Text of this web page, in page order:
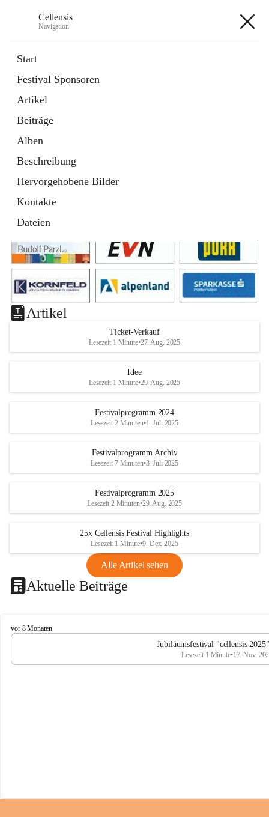
Cellensis
Navigation
Start
Festival Sponsoren
Artikel
Beiträge
Alben
Beschreibung
Hervorgehobene Bilder
Kontakte
Dateien
Festival Sponsoren
Artikel
Ticket-Verkauf
Lesezeit 1 Minute•27. Aug. 2025
Idee
Lesezeit 1 Minute•29. Aug. 2025
Festivalprogramm 2024
Lesezeit 2 Minuten•1. Juli 2025
Festivalprogramm Archiv
Lesezeit 7 Minuten•3. Juli 2025
Festivalprogramm 2025
Lesezeit 2 Minuten•29. Aug. 2025
25x Cellensis Festival Highlights
Lesezeit 1 Minute•9. Dez. 2025
Alle Artikel sehen
Aktuelle Beiträge
C
e
l
vor 8 Monaten
Jubiläumsfestival "cellensis
Lesezeit 1 Minute•17. Nov.